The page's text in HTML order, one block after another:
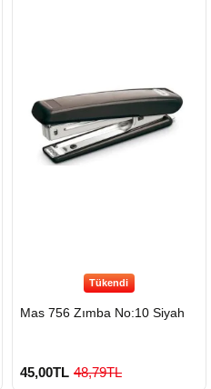
Tükendi
Mas 756 Zımba No:10 Siyah
45,00TL 48,79TL